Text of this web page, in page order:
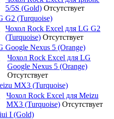
5/5S (Gold) Отсутствует
G2 (Turquoise)
Чохол Rock Excel для LG G2
(Turquoise) Отсутствует
Google Nexus 5 (Orange)
Чохол Rock Excel для LG
Google Nexus 5 (Orange)
Отсутствует
MX3 (Turquoise)
Чохол Rock Excel для Meizu
MX3 (Turquoise) Отсутствует
I (Gold)